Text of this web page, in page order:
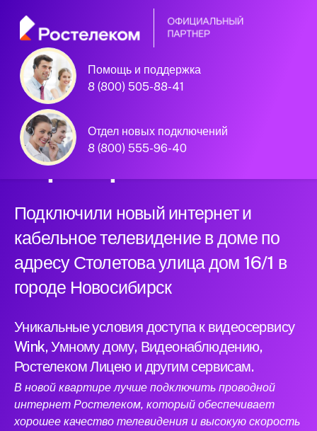
Помощь и поддержка
8 (800) 505-88-41
Отдел новых подключений
8 (800) 555-96-40
Новосибирск, Столетова улица дом
16/1
Официальный
партнер Ростелеком
Подключили новый интернет и
кабельное телевидение в доме по
адресу Столетова улица дом 16/1 в
городе Новосибирск
Уникальные условия доступа к видеосервису
Wink, Умному дому, Видеонаблюдению,
Ростелеком Лицею и другим сервисам.
В новой квартире лучше подключить проводной
интернет Ростелеком, который обеспечивает
хорошее качество телевидения и высокую скорость